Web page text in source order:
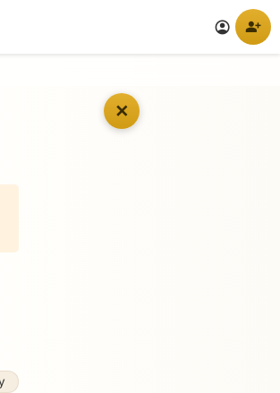
account_circle person_add
✕